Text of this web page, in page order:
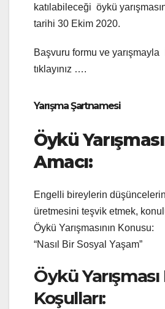
katılabileceği öykü
tarihi 30 Ekim 2020.
Başvuru formu ve
tıklayınız ….
Yarışma Şartnamesi
Öykü
Amacı:
Engelli bireylerin
üretmesini teşvik etmek,
Öykü Yarışmasının Konusu:
“Nasıl Bir Sosyal Yaşam”
Öykü Yarışması
Koşulları: